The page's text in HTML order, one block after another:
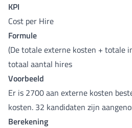
KPI
Cost per Hire
Formule
(De totale externe kosten + totale
totaal aantal hires
Voorbeeld
Er is 2700 aan externe kosten
kosten. 32 kandidaten zijn
Berekening